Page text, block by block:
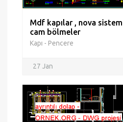
Mdf kapılar , nova
cam bölmeler
Kapı - Pencere
27 Jan